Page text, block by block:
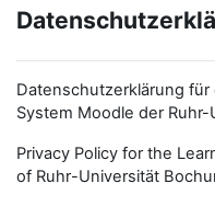
Datenschutzerklärung
System Moodle der
Privacy Policy for the L
of Ruhr-Universität